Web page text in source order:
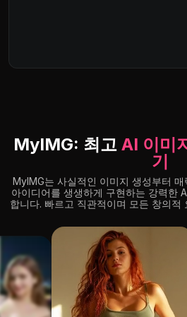
MyIMG: 최고 AI 이미
기
MyIMG는 사실적인 이미지 생성부터
아이디어를 생생하게 구현하는 강력한
합니다. 빠르고 직관적이며 모든 창의적